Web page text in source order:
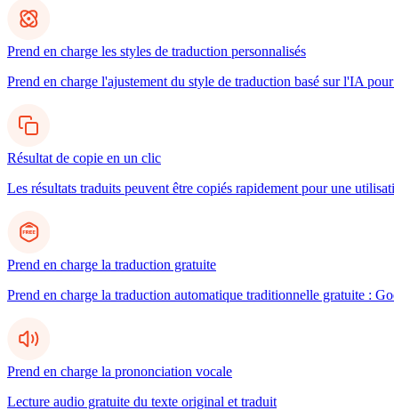
Prend en charge les styles de traduction personnalisés
Prend en charge l'ajustement du style de traduction basé sur l'IA
Résultat de copie en un clic
Les résultats traduits peuvent être copiés rapidement pour une
Prend en charge la traduction gratuite
Prend en charge la traduction automatique traditionnelle gratuite :
Prend en charge la prononciation vocale
Lecture audio gratuite du texte original et traduit